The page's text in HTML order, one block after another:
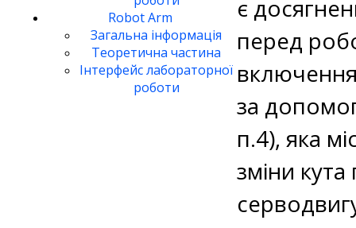
Robot Arm
Загальна інформація
Теоретична частина
Інтерфейс лабораторної
роботи
є
перед
за
п.4), яка
зміни